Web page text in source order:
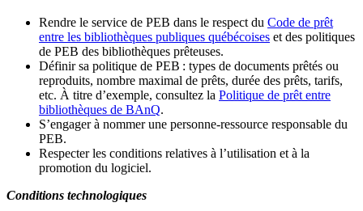
Rendre le service de PEB dans le respect du Code de prêt
entre les bibliothèques publiques québécoises et des politiques
de PEB des bibliothèques prêteuses.
Définir sa politique de PEB : types de documents prêtés ou
reproduits, nombre maximal de prêts, durée des prêts, tarifs,
etc. À titre d’exemple, consultez la Politique de prêt entre
bibliothèques de BAnQ.
S’engager à nommer une personne-ressource responsable du
PEB.
Respecter les conditions relatives à l’utilisation et à la
promotion du logiciel.
Conditions technologiques